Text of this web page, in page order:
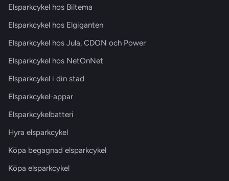
Elsparkcykel hos Biltema
Elsparkcykel hos Elgiganten
Elsparkcykel hos Jula, CDON och Power
Elsparkcykel hos NetOnNet
Elsparkcykel i din stad
Elsparkcykel-appar
Elsparkcykelbatteri
Hyra elsparkcykel
Köpa begagnad elsparkcykel
Köpa elsparkcykel